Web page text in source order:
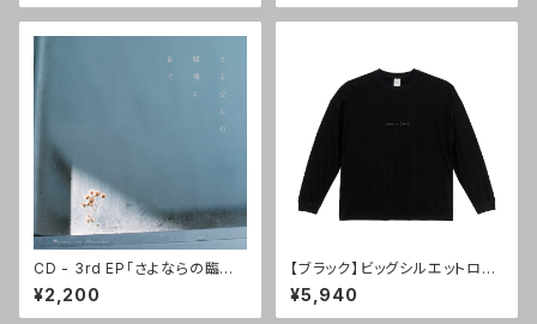
CD - 3rd EP「さよならの臨場
に告ぐ」
¥2,200
【ブラック】ビッグシルエットロン
T
¥5,940